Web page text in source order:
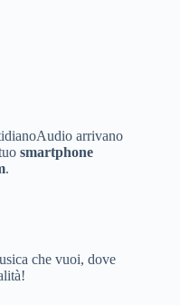
arrivano
smartphone
.
che vuoi, dove